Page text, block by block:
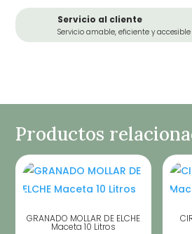
Servicio al cliente
Servicio amable, eficiente y accesible
Productos
GRANADO MOLLAR DE ELCHE
Maceta 10 Litros